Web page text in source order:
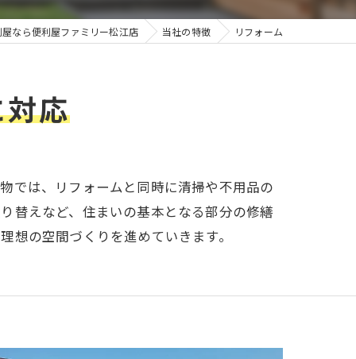
なら便利屋ファミリー松江店 当社の特徴 リフォーム
応
では、リフォームと同時に清掃や不用品の
替えなど、住まいの基本となる部分の修繕
の空間づくりを進めていきます。